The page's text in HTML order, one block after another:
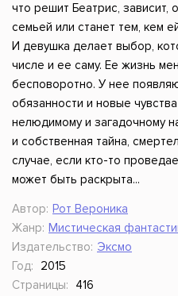
что решит Беатрис, зависит,
семьей или станет тем, кем
И девушка делает выбор,
числе и ее саму. Ее жизнь
бесповоротно. У нее
обязанности и новые
нелюдимому и загадочному
и собственная тайна,
случае, если кто-то
может быть раскрыта...
Автор: Рот Вероника
Жанр: Мистическая
Издательство: Эксмо
Год:
2015
Страницы:
416